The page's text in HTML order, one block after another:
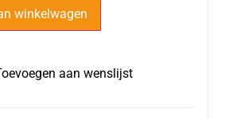
winkelwagen
aan wenslijst